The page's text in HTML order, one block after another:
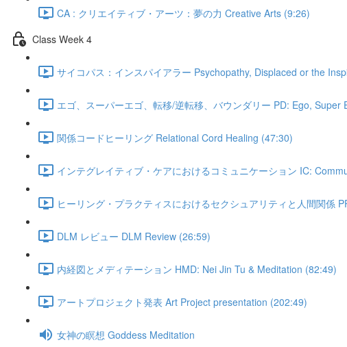
CA : クリエイティブ・アーツ：夢の力 Creative Arts (9:26)
Class Week 4
サイコパス：インスパイアラー Psychopathy, Displaced or the
エゴ、スーパーエゴ、転移/逆転移、バウンダリー PD: Ego,
関係コードヒーリング Relational Cord Healing (47:30)
インテグレイティブ・ケアにおけるコミュニケーション IC:
ヒーリング・プラクティスにおけるセクシュアリティと人間関係
DLM レビュー DLM Review (26:59)
内経図とメディテーション HMD: Nei Jin Tu & Meditation (82:49)
アートプロジェクト発表 Art Project presentation (202:49)
女神の瞑想 Goddess Meditation